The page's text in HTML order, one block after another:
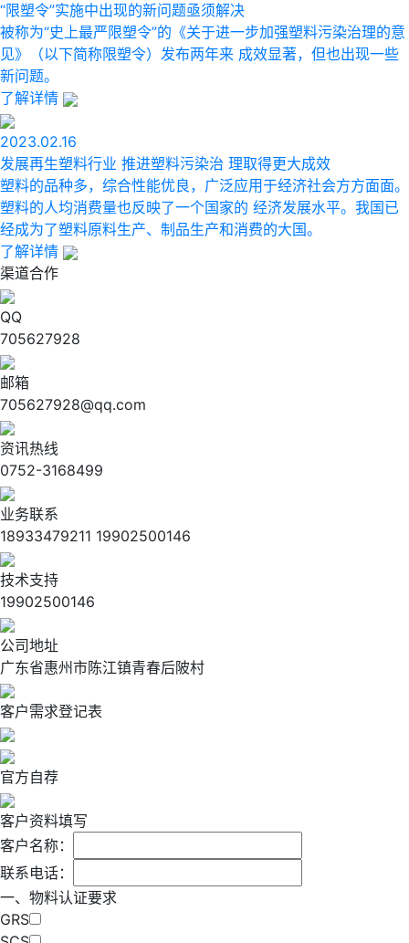
“限塑令”实施中出现的新问题亟须解决
被称为“史上最严限塑令”的《关于进一步加强塑料污染治理的意
见》（以下简称限塑令）发布两年来 成效显著，但也出现一些
新问题。
了解详情
2023.02.16
发展再生塑料行业 推进塑料污染治 理取得更大成效
塑料的品种多，综合性能优良，广泛应用于经济社会方方面面。
塑料的人均消费量也反映了一个国家的 经济发展水平。我国已
经成为了塑料原料生产、制品生产和消费的大国。
了解详情
渠道合作
QQ
705627928
邮箱
705627928@qq.com
资讯热线
0752-3168499
业务联系
18933479211 19902500146
技术支持
19902500146
公司地址
广东省惠州市陈江镇青春后陂村
客户需求登记表
官方自荐
客户资料填写
客户名称：
联系电话：
一、物料认证要求
GRS